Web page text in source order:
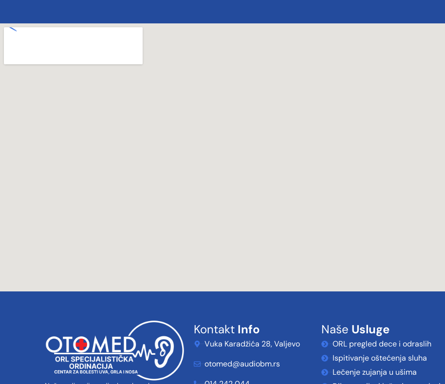
Kontakt Info
Vuka Karadžića 28, Valjevo
otomed@audiobm.rs
Naše Usluge
ORL pregled dece i odraslih
Ispitivanje oštećenja sluha
Lečenje zujanja u ušima